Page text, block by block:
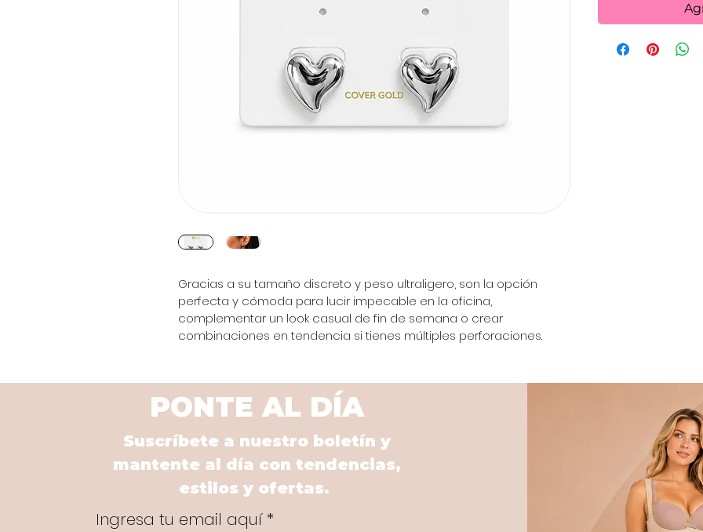
Gracias a su tamaño discreto y peso ultraligero, son la opción
perfecta y cómoda para lucir impecable en la oficina,
complementar un look casual de fin de semana o crear
combinaciones en tendencia si tienes múltiples perforaciones.
PONTE AL DÍA
Suscríbete a nuestro boletín y
mantente al día con tendencias,
estilos y ofertas.
Ingresa tu email aquí